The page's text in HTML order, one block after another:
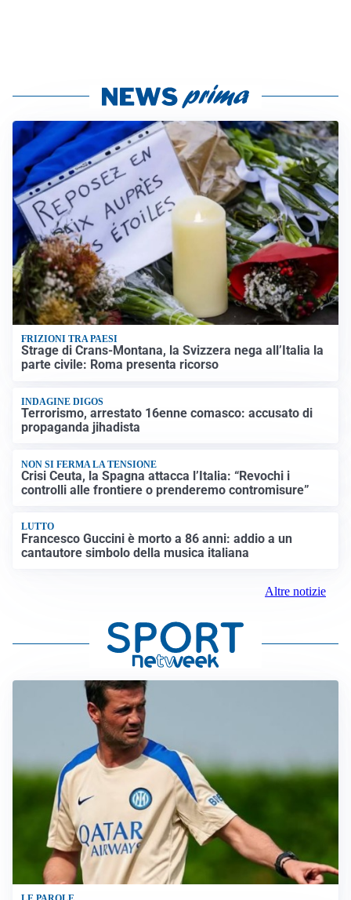
FRIZIONI TRA PAESI
Strage di Crans-Montana, la Svizzera nega all’Italia la
parte civile: Roma presenta ricorso
INDAGINE DIGOS
Terrorismo, arrestato 16enne comasco: accusato di
propaganda jihadista
NON SI FERMA LA TENSIONE
Crisi Ceuta, la Spagna attacca l’Italia: “Revochi i
controlli alle frontiere o prenderemo contromisure”
LUTTO
Francesco Guccini è morto a 86 anni: addio a un
cantautore simbolo della musica italiana
Altre notizie